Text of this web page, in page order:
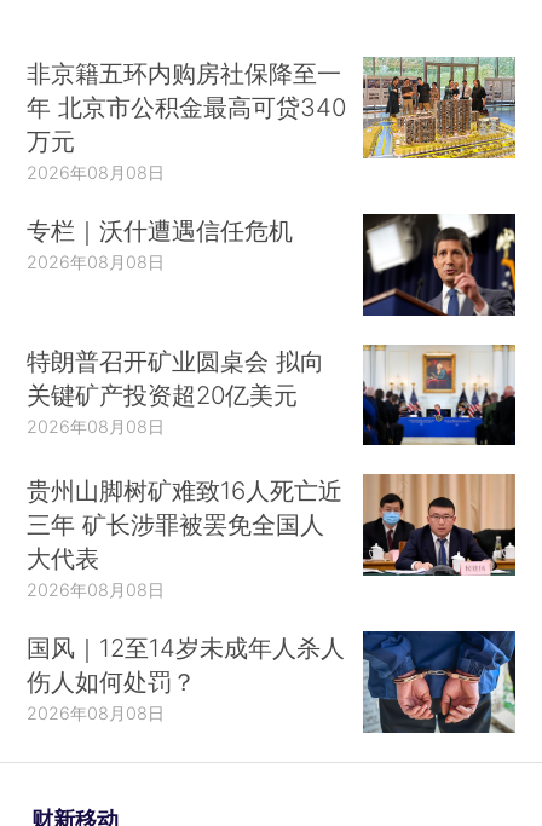
非京籍五环内购房社保降至一
年 北京市公积金最高可贷340
万元
2026年08月08日
专栏｜沃什遭遇信任危机
2026年08月08日
特朗普召开矿业圆桌会 拟向
关键矿产投资超20亿美元
2026年08月08日
贵州山脚树矿难致16人死亡近
三年 矿长涉罪被罢免全国人
大代表
2026年08月08日
国风｜12至14岁未成年人杀人
伤人如何处罚？
2026年08月08日
财新移动